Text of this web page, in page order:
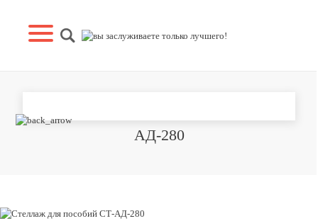
АД-280